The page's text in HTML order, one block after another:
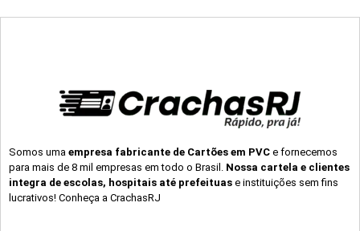
Somos uma empresa fabricante de Cartões em PVC e fornecemos
para mais de 8 mil empresas em todo o Brasil. Nossa cartela e clientes
integra de escolas, hospitais até prefeituas e instituições sem fins
lucrativos! Conheça a CrachasRJ